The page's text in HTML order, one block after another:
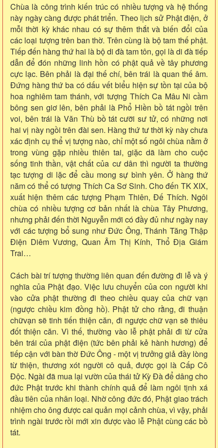
Chùa là công trình kiến trúc có nhiều tượng và hệ thống
này ngày càng được phát triển. Theo lịch sử Phật điện, ở
mỗi thời kỳ khác nhau có sự thêm thắt và biến đổi của
các loại tượng trên ban thờ. Trên cùng là bộ tam thế phật.
Tiếp đến hàng thứ hai là bộ di đà tam tôn, gọi là di đà tiếp
dẫn để đón những linh hồn có phật quả về tây phương
cực lạc. Bên phải là đại thế chí, bên trái là quan thế âm.
Đứng hàng thứ ba có dấu vết biểu hiện sự tồn tại của bộ
hoa nghiêm tam thánh, với tượng Thích Ca Mâu Ni cầm
bông sen giơ lên, bên phải là Phổ Hiền bồ tát ngồi trên
voi, bên trái là Văn Thù bồ tát cưỡi sư tử, có những nơi
hai vị này ngồi trên đài sen. Hàng thứ tư thời kỳ này chưa
xác định cụ thể vị tượng nào, chỉ một số ngôi chùa nằm ở
trong vùng gặp nhiều thiên tai, giặc dã làm cho cuộc
sống tinh thần, vật chất của cư dân thì người ta thường
tạc tượng di lặc để cầu mong sự bình yên. Ở hàng thứ
năm có thể có tượng Thích Ca Sơ Sinh. Cho đến TK XIX,
xuất hiện thêm các tượng Phạm Thiên, Đế Thích. Ngôi
chùa có nhiều tượng cơ bản nhất là chùa Tây Phương,
nhưng phải đến thời Nguyễn mới có đầy đủ như ngày nay
với các tượng bổ sung như Đức Ông, Thánh Tăng Thập
Điện Diêm Vương, Quan Âm Thị Kính, Thổ Địa Giám
Trai…
Cách bài trí tượng thường liên quan đến đường đi lễ và ý
nghĩa của Phật đạo. Việc lưu chuyển của con người khi
vào cửa phật thường đi theo chiều quay của chữ vạn
(ngược chiều kim đồng hồ). Phật tử cho rằng, đi thuận
chữvạn sẽ tinh tiến thiện căn, đi ngược chữ vạn sẽ thiêu
đốt thiện căn. Vì thế, thường vào lễ phật phải đi từ cửa
bên trái của phật điện (tức bên phải kẻ hành hương) để
tiếp cận với bàn thờ Đức Ông - một vị trưởng giả đầy lòng
từ thiện, thương xót người cô quả, được gọi là Cấp Cô
Độc. Ngài đã mua lại vườn của thái tử Kỳ Đà để dâng cho
đức Phật trước khi thành chính quả để làm ngôi tịnh xá
đầu tiên của nhân loại. Nhờ công đức đó, Phật giao trách
nhiệm cho ông được cai quản mọi cảnh chùa, vì vậy, phải
trình ngài trước rồi mới xin được vào lễ Phật cùng các bồ
tát.